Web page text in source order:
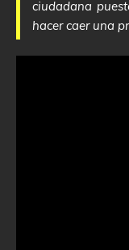
ciudadana
hacer caer una